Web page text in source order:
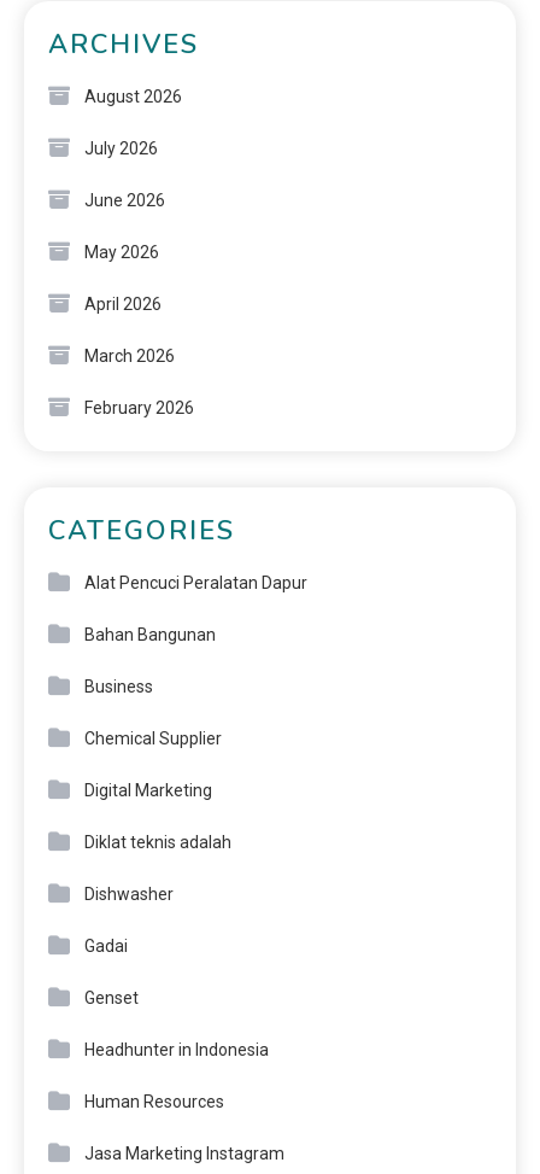
ARCHIVES
August 2026
July 2026
June 2026
May 2026
April 2026
March 2026
February 2026
CATEGORIES
Alat Pencuci Peralatan Dapur
Bahan Bangunan
Business
Chemical Supplier
Digital Marketing
Diklat teknis adalah
Dishwasher
Gadai
Genset
Headhunter in Indonesia
Human Resources
Jasa Marketing Instagram